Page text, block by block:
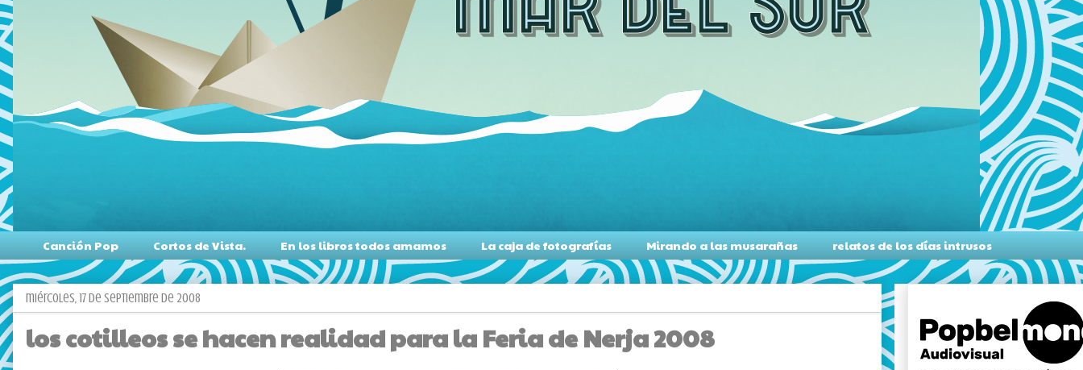
Canción Pop Cortos de Vista. En los libros todos amamos La caja de fotografías Mirando a las musarañas relatos de los días intrusos
miércoles, 17 de septiembre de 2008
los cotilleos se hacen realidad para la Feria de Nerja 2008